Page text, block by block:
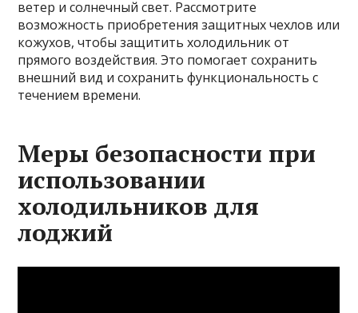
ветер и солнечный свет. Рассмотрите
возможность приобретения защитных чехлов или
кожухов, чтобы защитить холодильник от
прямого воздействия. Это помогает сохранить
внешний вид и сохранить функциональность с
течением времени.
Меры безопасности при
использовании
холодильников для
лоджий